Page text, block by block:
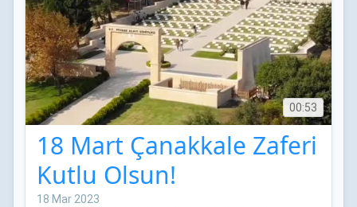
00:53
18 Mart Çanakkale Zaferi
Kutlu Olsun!
18 Mar 2023